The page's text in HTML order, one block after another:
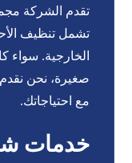
تقدم الشركة
تشمل تنظيف
الخارجية. سواء
صغيرة، نحن
مع احتياجاتك.
خدمات